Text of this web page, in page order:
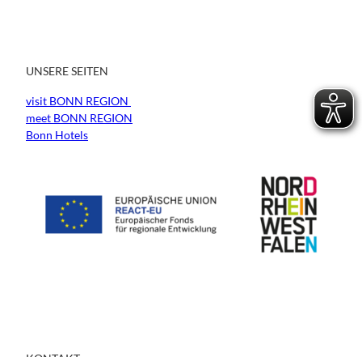
UNSERE SEITEN
visit BONN REGION
meet BONN REGION
Bonn Hotels